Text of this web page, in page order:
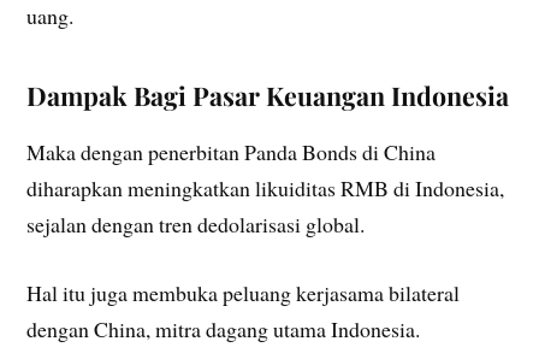
uang.
Dampak Bagi Pasar Keuangan Indonesia
Maka dengan penerbitan Panda Bonds di China
diharapkan meningkatkan likuiditas RMB di Indonesia,
sejalan dengan tren dedolarisasi global.
Hal itu juga membuka peluang kerjasama bilateral
dengan China, mitra dagang utama Indonesia.